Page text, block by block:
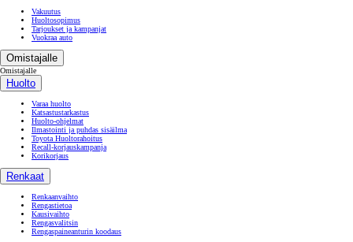
Vakuutus
Huoltosopimus
Tarjoukset ja kampanjat
Vuokraa auto
Omistajalle
Omistajalle
Huolto
Varaa huolto
Katsastustarkastus
Huolto-ohjelmat
Ilmastointi ja puhdas sisäilma
Toyota Huoltorahoitus
Recall-korjauskampanja
Korikorjaus
Renkaat
Renkaanvaihto
Rengastietoa
Kausivaihto
Rengasvalitsin
Rengaspaineanturin koodaus